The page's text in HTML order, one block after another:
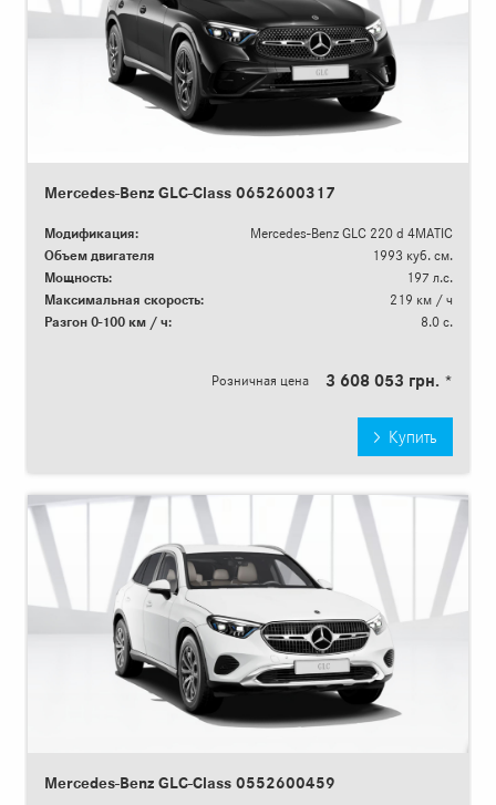
Mercedes-Benz GLC-Class 0652600317
Модификация:
Mercedes-Benz GLC 220 d 4MATIC
Объем двигателя
1993 куб. см.
Мощность:
197 л.с.
Максимальная скорость:
219 км / ч
Разгон 0-100 км / ч:
8.0 с.
Розничная цена 3 608 053 грн. *
Купить
Mercedes-Benz GLC-Class 0552600459